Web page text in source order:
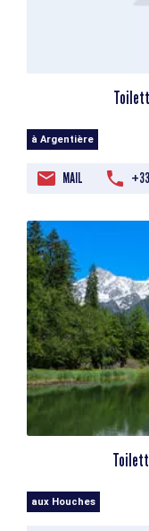
à Argentière
MAIL
aux Houches